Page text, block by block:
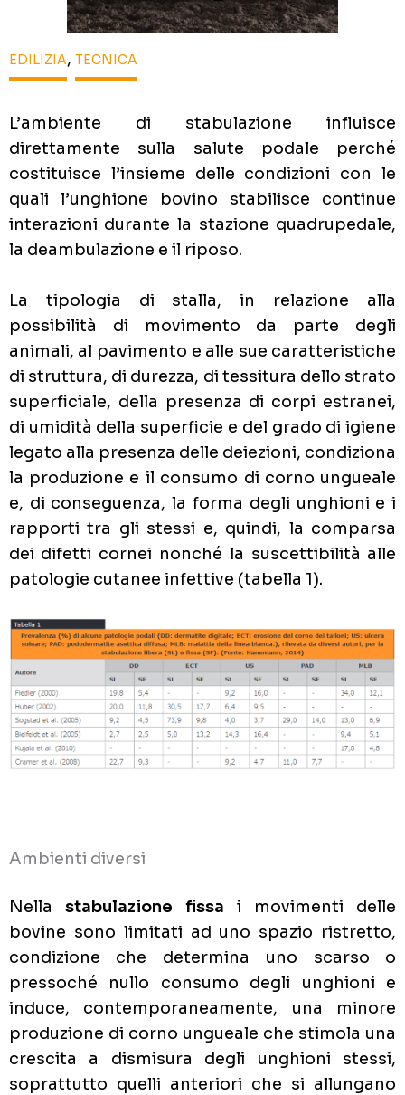
EDILIZIA, TECNICA
L’ambiente di stabulazione influisce
direttamente sulla salute podale perché
costituisce l’insieme delle condizioni con le
quali l’unghione bovino stabilisce continue
interazioni durante la stazione quadrupedale,
la deambulazione e il riposo.
La tipologia di stalla, in relazione alla
possibilità di movimento da parte degli
animali, al pavimento e alle sue caratteristiche
di struttura, di durezza, di tessitura dello strato
superficiale, della presenza di corpi estranei,
di umidità della superficie e del grado di igiene
legato alla presenza delle deiezioni, condiziona
la produzione e il consumo di corno ungueale
e, di conseguenza, la forma degli unghioni e i
rapporti tra gli stessi e, quindi, la comparsa
dei difetti cornei nonché la suscettibilità alle
patologie cutanee infettive (tabella 1).
Ambienti diversi
Nella stabulazione fissa i movimenti delle
bovine sono limitati ad uno spazio ristretto,
condizione che determina uno scarso o
pressoché nullo consumo degli unghioni e
induce, contemporaneamente, una minore
produzione di corno ungueale che stimola una
crescita a dismisura degli unghioni stessi,
soprattutto quelli anteriori che si allungano